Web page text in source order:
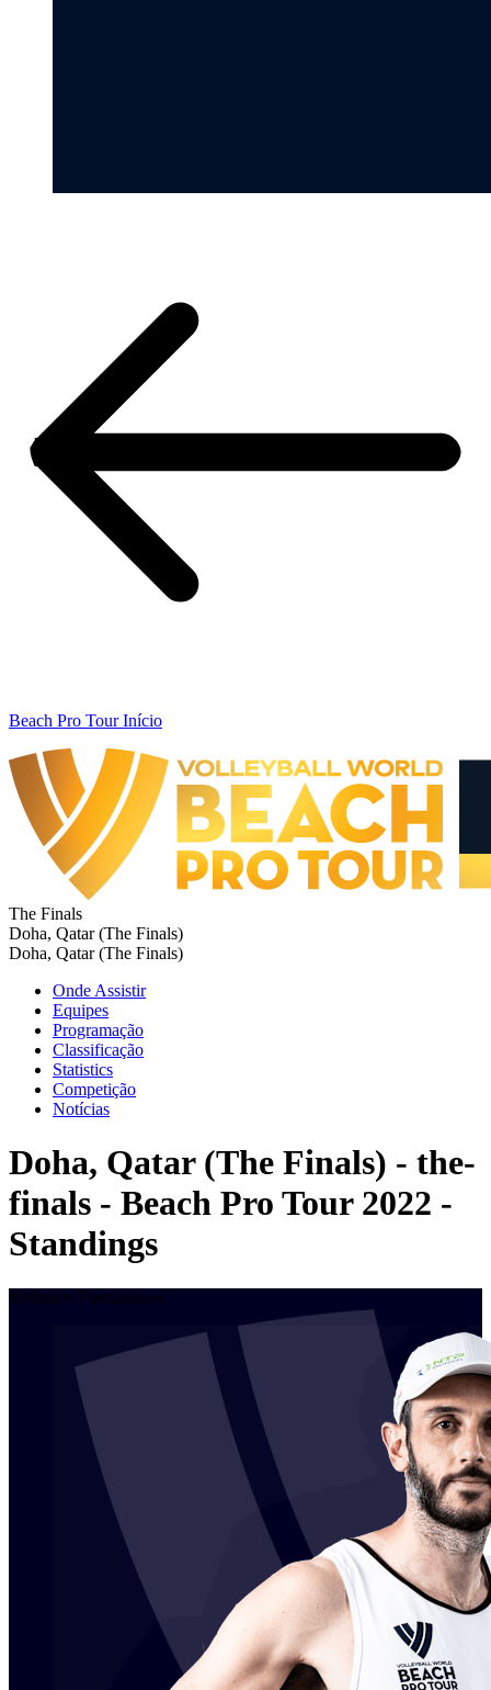
Beach Pro Tour Início
The Finals
Doha, Qatar (The Finals)
Doha, Qatar (The Finals)
Onde Assistir
Equipes
Programação
Classificação
Statistics
Competição
Notícias
Doha, Qatar (The Finals) - the-
finals - Beach Pro Tour 2022 -
Standings
Melhores Pontuadores